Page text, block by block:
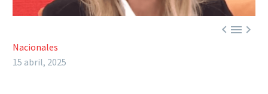

Nacionales
15 abril, 2025